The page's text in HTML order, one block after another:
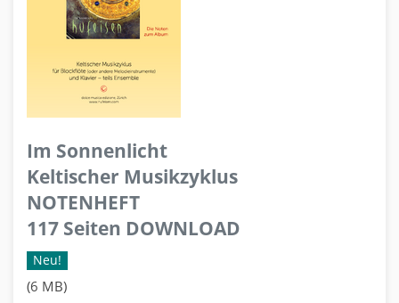
Im Sonnenlicht
Keltischer Musikzyklus
NOTENHEFT
117 Seiten DOWNLOAD
Neu!
(6 MB)